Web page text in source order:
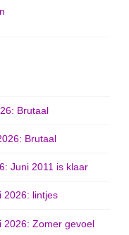
Brutaal
Brutaal
Juni 2011 is klaar
2026: lintjes
2026: Zomer gevoel